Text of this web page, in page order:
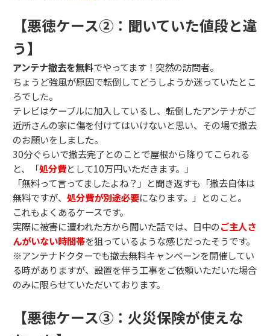
【悪徳ケース②：聞いていた値段と違
う】
アンテナ撤去を無料でやってます！突然の訪問者。
ちょうど強風が原因で転倒してどうしようか迷っていたとこ
ろでした。
テレビはケーブルに加入しているし、転倒したアンテナがご
近所さんの家に傷を付けてはいけないと思い、その場で撤去
のお願いをしました。
30分ぐらいで撤去完了とのことで屋根から降りてこられる
と、「処分費として10万円いただきます。」
「無料って言ってましたよね？」と聞き返すも「撤去自体は
無料ですが、 処分費が別途必要になります。」とのこと。
これもよくあるケースです。
実際に被害に遭われた方から聞いた話では、日中のご主人さ
んがいない時間帯を狙っているような感じだったそうです。
※アンテナドクターでも撤去無料キャンペーンを開催してい
る時がありますが、設置を伴う工事をご依頼いただいた場合
のみに限らせていただいております。
【悪徳ケース③：火災保険が使えな